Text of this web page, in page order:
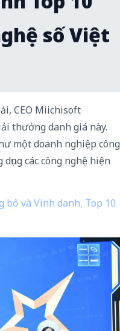
số Việt
CEO Miichisoft
thưởng danh giá này.
một doanh nghiệp công
các công nghệ hiện
bố và Vinh danh, Top 10